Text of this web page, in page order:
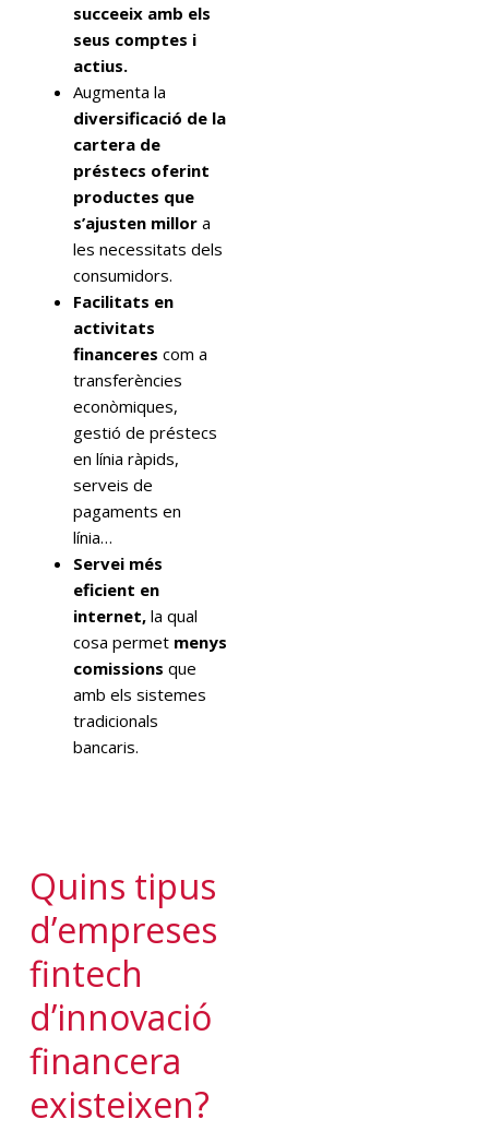
succeeix amb els
seus comptes i
actius.
Augmenta la
diversificació de la
cartera de
préstecs oferint
productes que
s’ajusten millora
les necessitats dels
consumidors.
Facilitats en
activitats
financeres com a
transferències
econòmiques,
gestió de préstecs
en línia ràpids,
serveis de
pagaments en
línia…
Servei més
eficient en
internet,la qual
cosa permet menys
comissions que
amb els sistemes
tradicionals
bancaris.
Quins tipus
d’empreses
fintech
d’innovació
financera
existeixen?